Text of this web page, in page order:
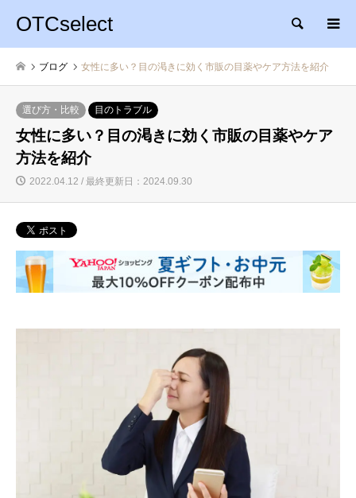
OTCselect 検索
ブログ 女性に多い？目の渇きに効く市販の目薬やケア方法を紹介
選び方・比較 目のトラブル
女性に多い？目の渇きに効く市販の目薬やケア
方法を紹介
2022.04.12 / 最終更新日：2024.09.30